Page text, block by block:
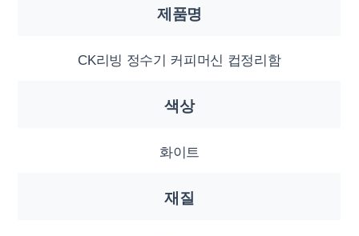
제품명
CK리빙 정수기 커피머신 컵정리함
색상
화이트
재질